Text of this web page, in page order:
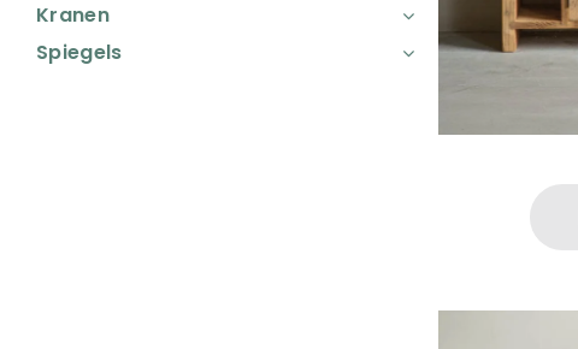
Kranen
Spiegels